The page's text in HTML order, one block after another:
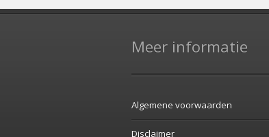
Meer informatie
Algemene voorwaarden
Disclaimer